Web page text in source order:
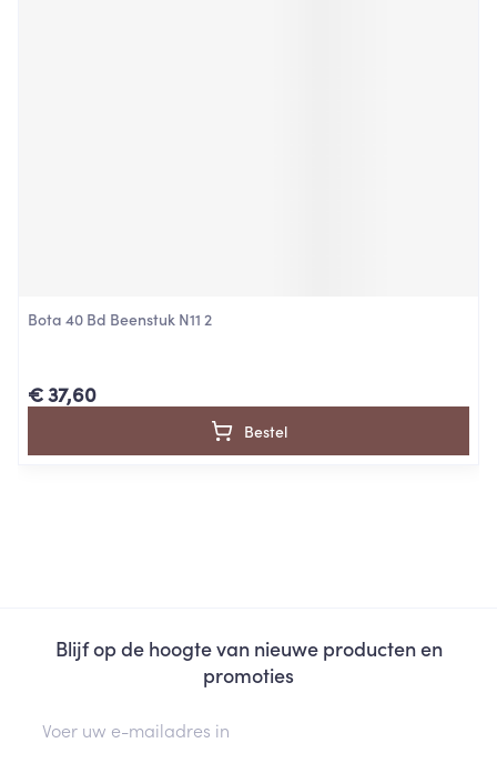
Bota 40 Bd Beenstuk N11 2
€ 37,60
Bestel
Blijf op de hoogte van nieuwe producten en
promoties